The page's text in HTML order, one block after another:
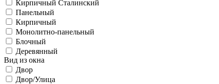
Кирпичный Сталинский
Панельный
Кирпичный
Монолитно-панельный
Блочный
Деревянный
Вид из окна
Двор
Двор/Улица